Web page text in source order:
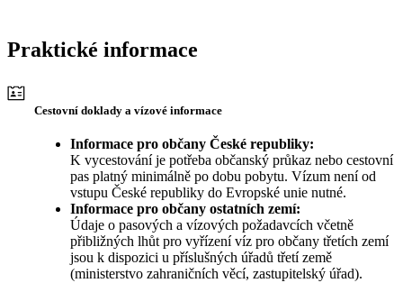
Praktické informace
Cestovní doklady a vízové informace
Informace pro občany České republiky:
K vycestování je potřeba občanský průkaz nebo cestovní
pas platný minimálně po dobu pobytu. Vízum není od
vstupu České republiky do Evropské unie nutné.
Informace pro občany ostatních zemí:
Údaje o pasových a vízových požadavcích včetně
přibližných lhůt pro vyřízení víz pro občany třetích zemí
jsou k dispozici u příslušných úřadů třetí země
(ministerstvo zahraničních věcí, zastupitelský úřad).